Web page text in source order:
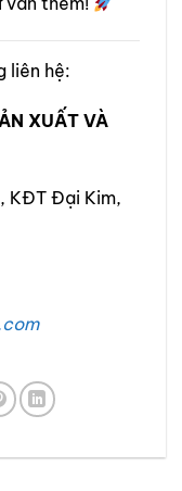
liên hệ:
XUẤT VÀ
KĐT Đại Kim,